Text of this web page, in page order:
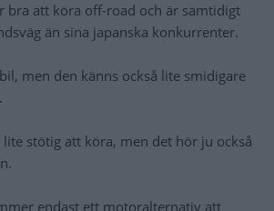
bra att köra off-road och är samtidigt
än sina japanska konkurrenter.
men den känns också lite smidigare
lite stötig att köra, men det hör ju också
endast ett motoralternativ att